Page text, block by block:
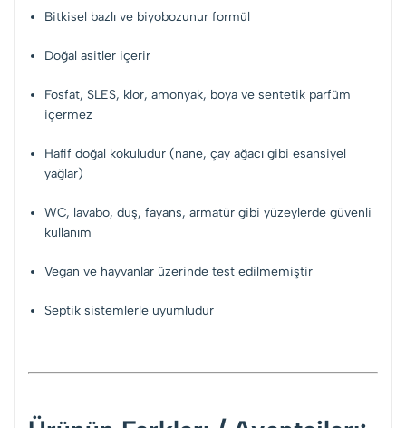
Bitkisel bazlı ve biyobozunur formül
Doğal asitler içerir
Fosfat, SLES, klor, amonyak, boya ve sentetik parfüm
içermez
Hafif doğal kokuludur (nane, çay ağacı gibi esansiyel
yağlar)
WC, lavabo, duş, fayans, armatür gibi yüzeylerde güvenli
kullanım
Vegan ve hayvanlar üzerinde test edilmemiştir
Septik sistemlerle uyumludur